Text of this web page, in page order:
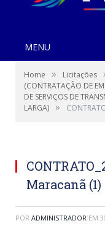
MENU
Home » Licitações
(CONTRATAÇÃO DE
DE SERVIÇOS DE
LARGA) »
Maracanã (1)
POR ADMINISTRADOR EM